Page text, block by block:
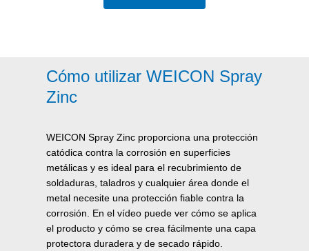
Cómo utilizar WEICON Spray
Zinc
WEICON Spray Zinc proporciona una protección
catódica contra la corrosión en superficies
metálicas y es ideal para el recubrimiento de
soldaduras, taladros y cualquier área donde el
metal necesite una protección fiable contra la
corrosión. En el vídeo puede ver cómo se aplica
el producto y cómo se crea fácilmente una capa
protectora duradera y de secado rápido.